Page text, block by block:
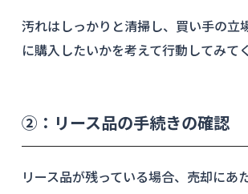
汚れはしっかりと清掃し、買い手の立
に購入したいかを考えて行動してみて
②：リース品の手続きの確認
リース品が残っている場合、売却にあ